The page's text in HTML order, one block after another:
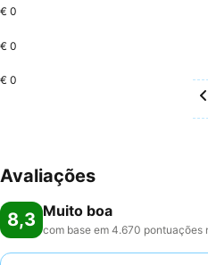
€ 0
€ 0
€ 0
Avaliações
8,3 Muito boa
com base em 4.670 pontuações